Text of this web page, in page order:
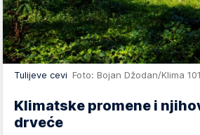
Tulijeve cevi Foto: Bojan Džodan/Klima 101
Klimatske promene i
drveće